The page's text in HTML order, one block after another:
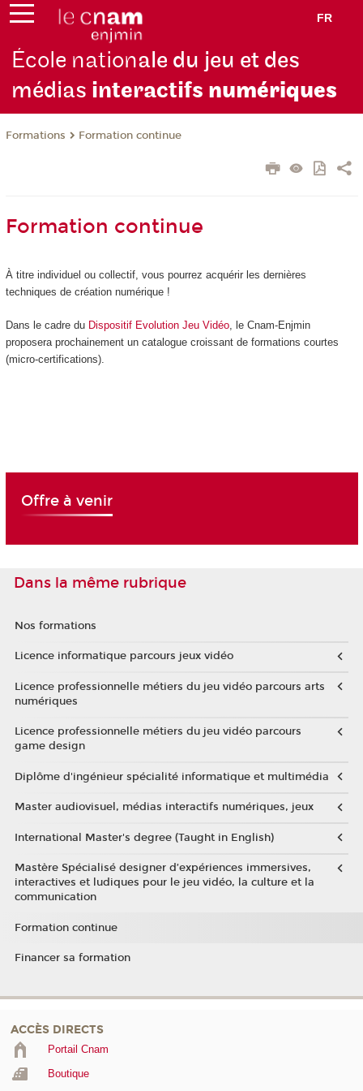
FR
École nationale du jeu et des
médias interactifs numériques
Formations Formation continue
Formation continue
À titre individuel ou collectif, vous pourrez acquérir les dernières
techniques de création numérique !
Dans le cadre du Dispositif Evolution Jeu Vidéo, le Cnam-Enjmin
proposera prochainement un catalogue croissant de formations courtes
(micro-certifications).
Offre à venir
Dans la même rubrique
Nos formations
Licence informatique parcours jeux vidéo
Licence professionnelle métiers du jeu vidéo parcours arts
numériques
Licence professionnelle métiers du jeu vidéo parcours
game design
Diplôme d'ingénieur spécialité informatique et multimédia
Master audiovisuel, médias interactifs numériques, jeux
International Master's degree (Taught in English)
Mastère Spécialisé designer d’expériences immersives,
interactives et ludiques pour le jeu vidéo, la culture et la
communication
Formation continue
Financer sa formation
ACCÈS DIRECTS
Portail Cnam
Boutique